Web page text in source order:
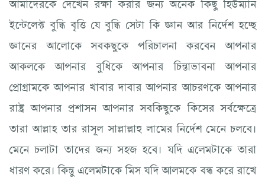
আমাদেরকে দেখেন রক্ষা করার জন্য অনেক কিছু হিউম্যান
ইন্টেলেক্ট বুদ্ধি বৃত্তি যে বুদ্ধি সেটা কি জ্ঞান আর নির্দেশ হচ্ছে
জ্ঞানের আলোকে সবকছুকে পরিচালনা করবেন আপনার
আকলকে আপনার বুধিকে আপনার চিন্তাভাবনা আপনার
প্রোগ্রামকে আপনার খাবার দাবার আপনার আচরণকে আপনার
রাষ্ট্র আপনার প্রশাসন আপনার সবকিছুকে কিসের সর্বক্ষেত্রে
তারা আল্লাহ তার রাসূল সাল্লাল্লাহু লামের নির্দেশ মেনে চলবে।
মেনে চলাটা তাদের জন্য সহজ হবে। যদি এলেমটাকে তারা
ধারণ করে। কিন্তু এলেমটাকে মিস যদি আলমকে বন্ধ করে রাখে